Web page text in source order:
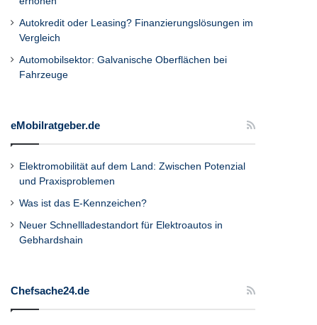
Autokredit oder Leasing? Finanzierungslösungen im
Vergleich
Automobilsektor: Galvanische Oberflächen bei
Fahrzeuge
eMobilratgeber.de
Elektromobilität auf dem Land: Zwischen Potenzial
und Praxisproblemen
Was ist das E-Kennzeichen?
Neuer Schnellladestandort für Elektroautos in
Gebhardshain
Chefsache24.de